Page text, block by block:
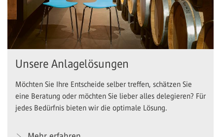
Unsere Anlagelösungen
Möchten Sie Ihre Entscheide selber treffen, schätzen Sie
eine Beratung oder möchten Sie lieber alles delegieren? Für
jedes Bedürfnis bieten wir die optimale Lösung.